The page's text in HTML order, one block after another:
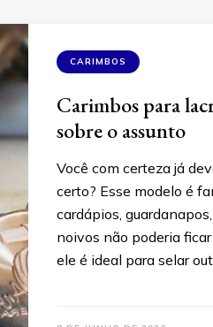
CARIMBOS
Carimbos para
sobre o assunto
Você com certeza já
certo? Esse modelo é
cardápios,
noivos não poderia
ele é ideal para selar